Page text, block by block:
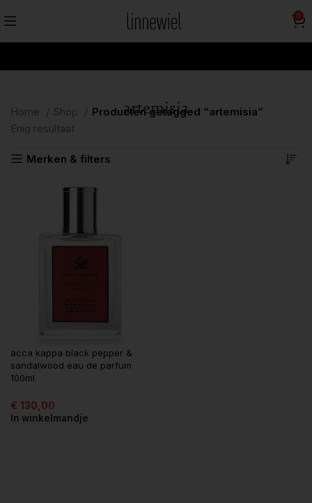
0
artemisia
Home Shop
Producten getagged “artemisia”
Enig resultaat
Merken & filters
acca kappa black pepper &
sandalwood eau de parfum
100ml
€ 130,00
In winkelmandje